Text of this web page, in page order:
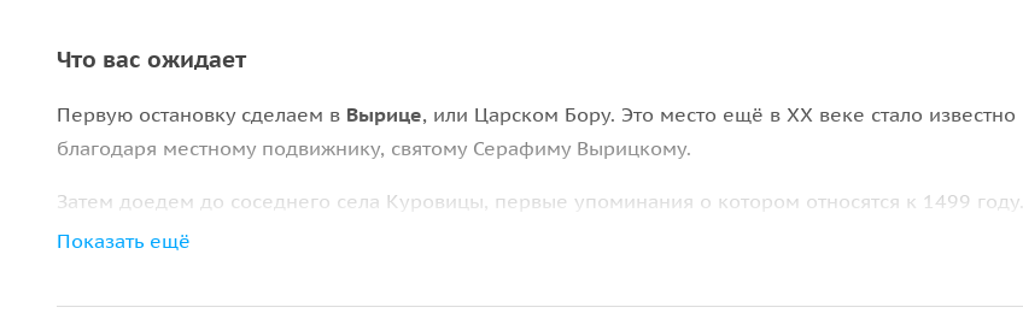
Что вас ожидает
Первую остановку сделаем в Вырице, или Царском Бору. Это место ещё в XX веке стало известно
благодаря местному подвижнику, святому Серафиму Вырицкому.
Затем доедем до соседнего села Куровицы, первые упоминания о котором относятся к 1499 году.
Одной из жемчужин оредежской архитектуры считается
Показать ещё